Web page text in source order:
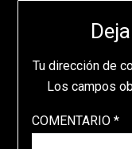
Tu dirección de
Los campos
COMENTARIO *